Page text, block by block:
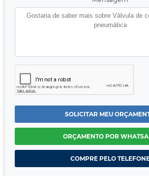
SOLICITAR MEU
ORÇAMENTO POR
COMPRE PELO